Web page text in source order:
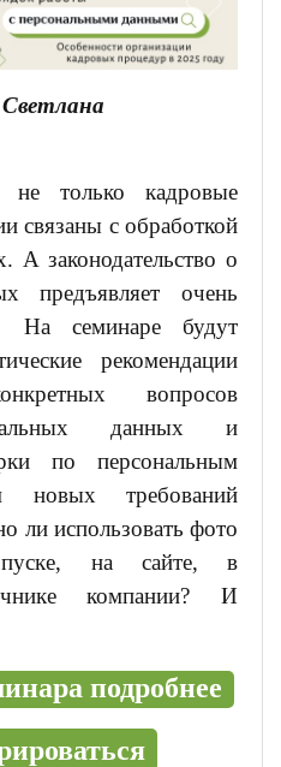
только кадровые
связаны с обработкой
А законодательство о
предъявляет очень
На семинаре будут
рекомендации
вопросов
данных и
по персональным
требований
ли использовать фото
на сайте, в
компании? И
подробнее